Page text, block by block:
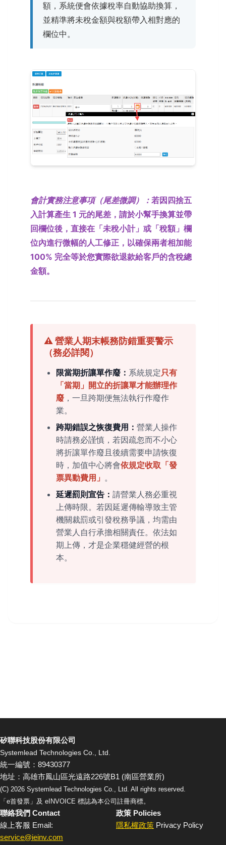
額，系統便會依據稅率自動協助換算，
並精準將未稅金額與稅額帶入相對應的
欄位中。
會計實務注意事項（尾差微調）： 若因四捨五
入計算產生 1 元的尾差，請於小幫手換算並帶
回欄位後，直接在「未稅小計」或「稅額」欄
位內進行微幅的人工修正，以確保兩者相加能
100% 完全等於您實際欲退款給客戶的含稅總
金額。
⚠️ 營業人期末帳務防錯重要警示
（務必詳閱）
限當期折讓單作廢： 系統規定只有
「當期」開立的折讓單才能辦理作
廢 ，一旦跨期便無法執行作廢作
業。
跨期錯誤之恢復費用： 營業人操作
時請務必謹慎，若因疏忽而不小心
將折讓單作廢且後續需要申請恢復
時，加值中心將會依規定收取「發
票異動費用」 。
延遲罰則宣告： 請營業人務必重視
上傳時限。若因延遲傳輸導致主管
機關裁罰或引發稅務爭議，均需由
營業人自行承擔相關責任。依法如
期上傳，才是企業穩健經營的根
本。
矽聯科技股份有限公司
Systemlead Technologies Co., Ltd.
統一編號：89430377
地址：高雄市鳳山區光遠路226號B1 (南區營業所)
(C) 2026 Systemlead Technologies Co., Ltd. All rights reserved.
「e首發票」及 eINVOICE 標誌為本公司註冊商標。
聯絡我們 Contact
線上客服 Email:
service@ieinv.com
政策 Policies
隱私權政策 Privacy Policy